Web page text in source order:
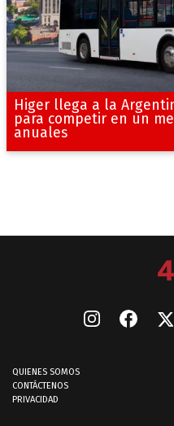
Higer llega a la
para competir en un
anuales
QUIENES SOMOS
CONTÁCTENOS
PRIVACIDAD